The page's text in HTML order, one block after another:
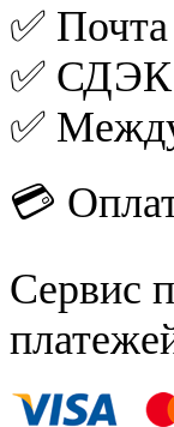
✅
✅ СДЭК
✅
💳
Сервис